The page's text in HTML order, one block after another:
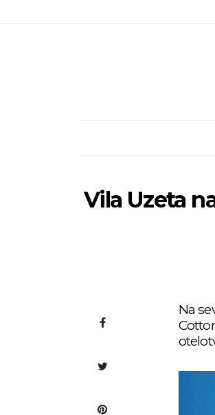
Vila Uzeta
Na